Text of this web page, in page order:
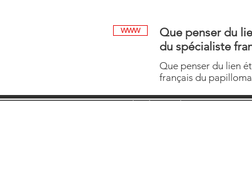
WWW
Que penser du
du spécialiste
Que penser du lien
français du
Ordre des Médecins